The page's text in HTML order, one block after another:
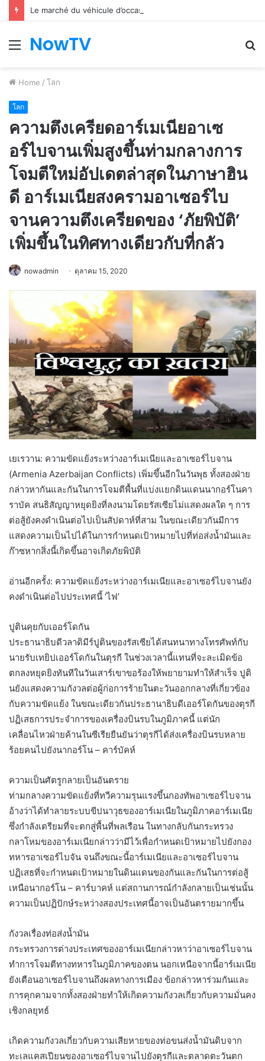
Le marché du véhicule d’occasion en plein essor
Menu
NowTV
Home / โลก
โลก
ความตึงเครียดอาร์เมเนียอาเซ
อร์ไบจานเพิ่มสูงขึ้นท่ามกลางการ
โจมตีใหม่อัปเดตล่าสุดในภาษาฮิน
ดี อาร์เมเนียสงครามอาเซอร์ไบ
จานความตึงเครียดของ ‘ภัยพิบัติ’
เพิ่มขึ้นในทิศทางเดียวกับที่กลัว
nowadmin ตุลาคม 15, 2020
เยเรวาน: ความขัดแย้งระหว่างอาร์เมเนียและอาเซอร์ไบจาน
(Armenia Azerbaijan Conflicts) เพิ่มขึ้นอีกในวันพุธ ทั้งสองฝ่าย
กล่าวหากันและกันในการโจมตีพื้นที่แบ่งแยกดินแดนนากอร์โนคา
ราบัค สนธิสัญญาหยุดยิงที่ลงนามโดยรัสเซียไม่แสดงผลใด ๆ การ
ต่อสู้ยังคงดำเนินต่อไปเป็นสัปดาห์ที่สาม ในขณะเดียวกันมีการ
แสดงความเป็นไปได้ในการกำหนดเป้าหมายไปที่ท่อส่งน้ำมันและ
ก๊าซหากสิ่งนี้เกิดขึ้นอาจเกิดภัยพิบัติ
อ่านอีกครั้ง: ความขัดแย้งระหว่างอาร์เมเนียและอาเซอร์ไบจานยัง
คงดำเนินต่อไปประเทศนี้ ‘ไฟ’
ปูตินคุยกับเออร์โดกัน
ประธานาธิบดีวลาดิมีร์ปูตินของรัสเซียได้สนทนาทางโทรศัพท์กับ
นายรับเทยิปเออร์โดกันในตุรกี ในช่วงเวลานี้แทนที่จะละเมิดข้อ
ตกลงหยุดยิงทันทีในวันเสาร์เขาขอร้องให้พยายามทำให้สำเร็จ ปูติ
นยังแสดงความกังวลต่อผู้ก่อการร้ายในตะวันออกกลางที่เกี่ยวข้อง
กับความขัดแย้ง ในขณะเดียวกันประธานาธิบดีเออร์โดกันของตุรกี
ปฏิเสธการประจำการของเครื่องบินรบในภูมิภาคนี้ แต่นัก
เคลื่อนไหวฝ่ายค้านในซีเรียยืนยันว่าตุรกีได้ส่งเครื่องบินรบหลาย
ร้อยคนไปยังนากอร์โน – คาร์บัคห์
ความเป็นศัตรูกลายเป็นอันตราย
ท่ามกลางความขัดแย้งที่ทวีความรุนแรงขึ้นกองทัพอาเซอร์ไบจาน
อ้างว่าได้ทำลายระบบขีปนาวุธของอาร์เมเนียในภูมิภาคอาร์เมเนีย
ซึ่งกำลังเตรียมที่จะตกสู่พื้นที่พลเรือน ในทางกลับกันกระทรวง
กลาโหมของอาร์เมเนียกล่าวว่ามีไว้เพื่อกำหนดเป้าหมายไปยังกอง
ทหารอาเซอร์ไบจัน จนถึงขณะนี้อาร์เมเนียและอาเซอร์ไบจาน
ปฏิเสธที่จะกำหนดเป้าหมายในดินแดนของกันและกันในการต่อสู้
เหนือนากอร์โน – คาร์บาคห์ แต่สถานการณ์กำลังกลายเป็นเช่นนั้น
ความเป็นปฏิปักษ์ระหว่างสองประเทศนี้อาจเป็นอันตรายมากขึ้น
กังวลเรื่องท่อส่งน้ำมัน
กระทรวงการต่างประเทศของอาร์เมเนียกล่าวหาว่าอาเซอร์ไบจาน
ทำการโจมตีทางทหารในภูมิภาคของตน นอกเหนือจากนี้อาร์เมเนีย
ยังเตือนอาเซอร์ไบจานถึงผลทางการเมือง ข้อกล่าวหาร่วมกันและ
การคุกคามจากทั้งสองฝ่ายทำให้เกิดความกังวลเกี่ยวกับความมั่นคง
เชิงกลยุทธ์
เกิดความกังวลเกี่ยวกับความเสียหายของท่อขนส่งน้ำมันดิบจาก
ทะเลแคสเปียนของอาเซอร์ไบจานไปยังตุรกีและตลาดตะวันตก